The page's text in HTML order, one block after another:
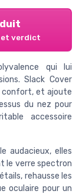
et verdict
qui lui
Slack Cover
confort, et ajoute
du nez pour
accessoire
audacieux, elles
le verre spectron
rehausse les
oculaire pour un